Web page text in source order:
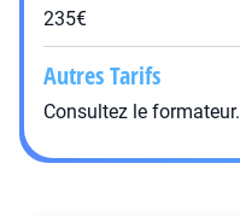
235€
Autres Tarifs
Consultez le formateur.